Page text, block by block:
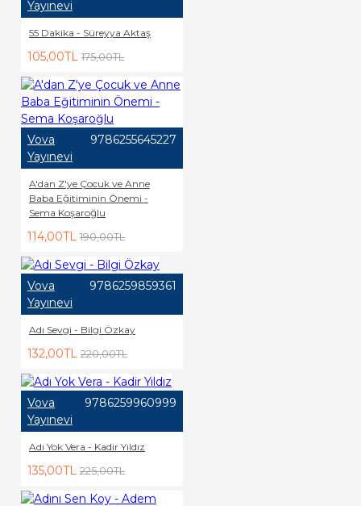
Yayınevi
55 Dakika - Süreyya Aktaş
105,00TL 175,00TL
Vova
Yayınevi
9786255645227
A'dan Z'ye Çocuk ve Anne
Baba Eğitiminin Önemi -
Sema Koşaroğlu
114,00TL 190,00TL
Vova
Yayınevi
9786259859361
Adı Sevgi - Bilgi Özkay
132,00TL 220,00TL
Vova
Yayınevi
9786259960999
Adı Yok Vera - Kadir Yıldız
135,00TL 225,00TL